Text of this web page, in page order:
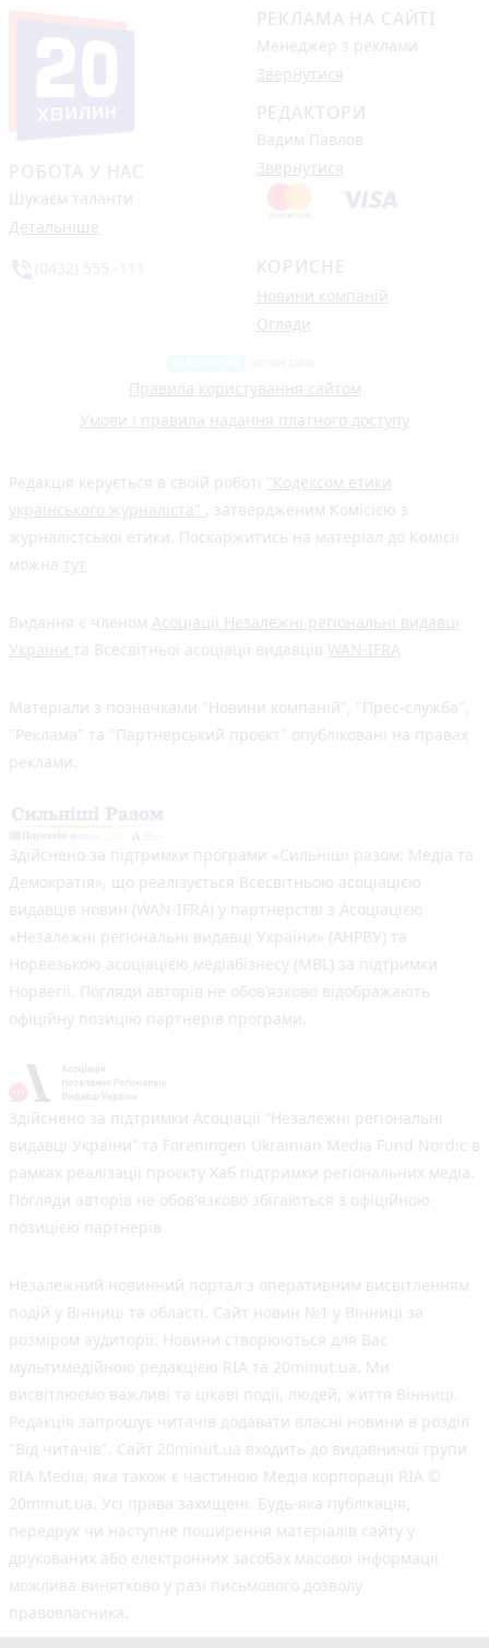
РОБОТА У НАС
Шукаєм таланти
Детальніше
РЕКЛАМА НА САЙТІ
Менеджер з реклами
Звернутися
РЕДАКТОРИ
Вадим Павлов
Звернутися
КОРИСНЕ
Новини компаній
Огляди
Правила користування сайтом
Умови і правила надання платного доступу
Редакція керується в своїй роботі "Кодексом етики
українського журналіста" , затвердженим Комісією з
журналістської етики. Поскаржитись на матеріал до Комісії
можна тут
Видання є членом Асоціації Незалежні регіональні видавці
України та Всесвітньої асоціації видавців WAN-IFRA
Матеріали з позначками "Новини компаній", "Прес-служба",
"Реклама" та "Партнерський проєкт" опубліковані на правах
реклами.
Здійснено за підтримки програми «Сильніші разом: Медіа та
Демократія», що реалізується Всесвітньою асоціацією
видавців новин (WAN-IFRA) у партнерстві з Асоціацією
«Незалежні регіональні видавці України» (АНРВУ) та
Норвезькою асоціацією медіабізнесу (MBL) за підтримки
Норвегії. Погляди авторів не обов’язково відображають
офіційну позицію партнерів програми.
Здійснено за підтримки Асоціації “Незалежні регіональні
видавці України” та Foreningen Ukrainian Media Fund Nordic в
рамках реалізації проєкту Хаб підтримки регіональних медіа.
Погляди авторів не обов'язково збігаються з офіційною
позицією партнерів
Незалежний новинний портал з оперативним висвітленням
подій у Вінниці та області. Сайт новин №1 у Вінниці за
розміром аудиторії. Новини створюються для Вас
мультимедійною редакцією RIA та 20minut.ua. Ми
висвітлюємо важливі та цікаві події, людей, життя Вінниці.
Редакція запрошує читачів додавати власні новини в розділ
"Від читачів". Сайт 20minut.ua входить до видавничої групи
RIA Media, яка також є частиною Медіа корпорації RIA ©
20minut.ua. Усі права захищені. Будь-яка публiкацiя,
передрук чи наступне поширення матеріалів сайту у
друкованих або електронних засобах масової інформації
можлива винятково у разі письмового дозволу
правовласника.